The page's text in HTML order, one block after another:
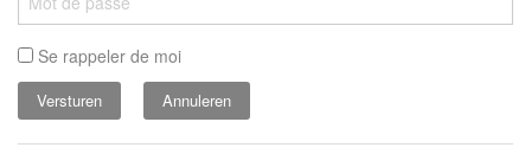
Se rappeler de moi
Annuleren